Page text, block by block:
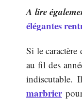
A lire
élégantes
Si le caractère
au fil des
indiscutable.
marbrierpour